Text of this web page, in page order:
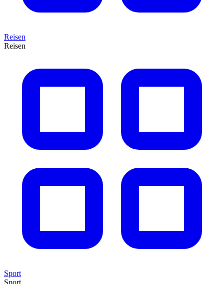
Reisen
Reisen
Sport
Sport